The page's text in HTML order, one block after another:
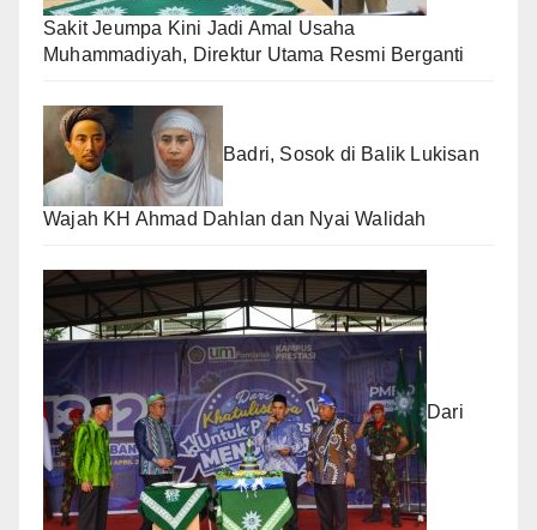
Sakit Jeumpa Kini Jadi Amal Usaha
Muhammadiyah, Direktur Utama Resmi Berganti
Badri, Sosok di Balik Lukisan
Wajah KH Ahmad Dahlan dan Nyai Walidah
Dari